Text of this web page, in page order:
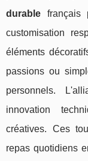
durable français
customisation
éléments
passions ou
personnels.
innovation
créatives. Ces
repas quotidiens